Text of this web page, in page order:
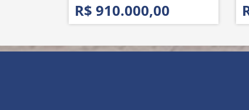
R$ 910.000,00